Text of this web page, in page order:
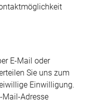
E-Mail oder
Sie uns zum
Einwilligung.
Mail-Adresse